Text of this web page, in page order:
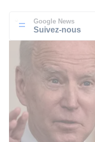
Google News
Suivez-nous